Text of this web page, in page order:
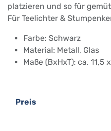
platzieren und so für
Für Teelichter &
Farbe: Schwarz
Material: Metall, Glas
Maße (BxHxT): ca. 11,5
Preis